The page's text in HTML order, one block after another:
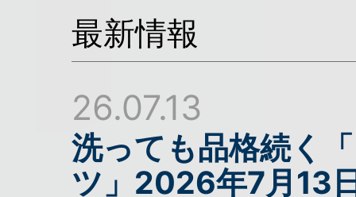
最新情報
26.07.13
洗っても品格続く
ツ」2026年7月13